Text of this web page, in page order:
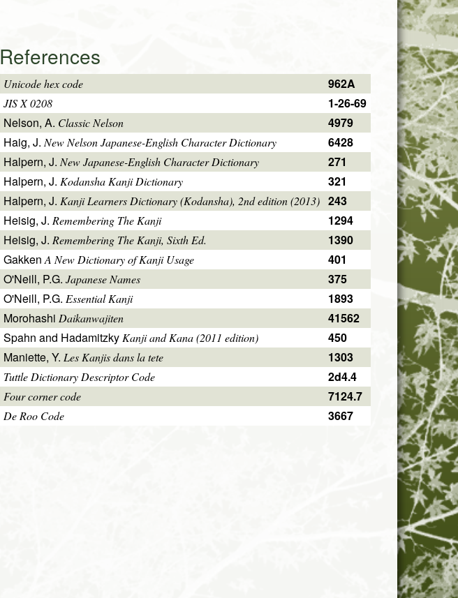
References
Unicode hex code 962A
JIS X 0208
1-26-69
Nelson, A. Classic Nelson
4979
Haig, J.New Nelson Japanese-English Character Dictionary
6428
Halpern, J. New Japanese-English Character Dictionary
271
Halpern, J. Kodansha Kanji Dictionary
321
Halpern, J. Kanji Learners Dictionary (Kodansha), 2nd edition (2013) 243
Heisig, J. Remembering The Kanji
1294
Heisig, J. Remembering The Kanji, Sixth Ed.
1390
GakkenA New Dictionary of Kanji Usage
401
O'Neill, P.G. Japanese Names
375
O'Neill, P.G. Essential Kanji
1893
Morohashi Daikanwajiten
41562
Spahn and Hadamitzky Kanji and Kana (2011 edition)
450
Maniette, Y. Les Kanjis dans la tete 1303
Tuttle Dictionary Descriptor Code 2d4.4
Four corner code 7124.7
De Roo Code 3667